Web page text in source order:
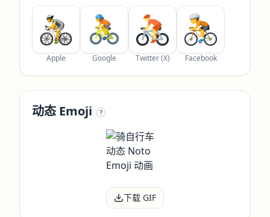
Apple Google Twitter (X) Facebook
动态 Emoji ?
下载 GIF